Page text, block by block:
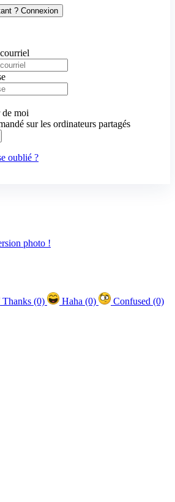
? Connexion
de moi
sur les ordinateurs partagés
oublié ?
photo !
Thanks (0) Haha (0) Confused (0)